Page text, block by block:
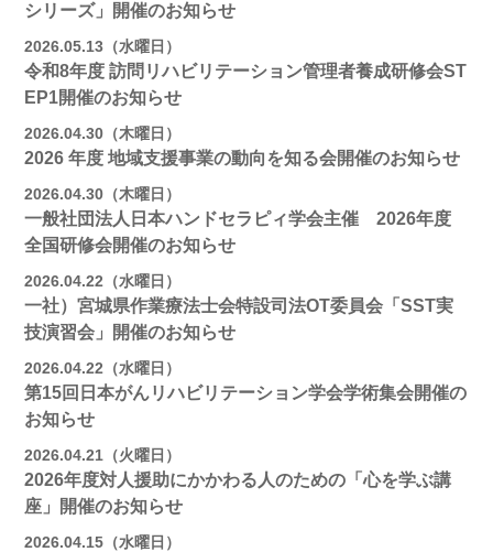
シリーズ」開催のお知らせ
2026.05.13（水曜日）
令和8年度 訪問リハビリテーション管理者養成研修会ST
EP1開催のお知らせ
2026.04.30（木曜日）
2026 年度 地域支援事業の動向を知る会開催のお知らせ
2026.04.30（木曜日）
一般社団法人日本ハンドセラピィ学会主催 2026年度
全国研修会開催のお知らせ
2026.04.22（水曜日）
一社）宮城県作業療法士会特設司法OT委員会「SST実
技演習会」開催のお知らせ
2026.04.22（水曜日）
第15回日本がんリハビリテーション学会学術集会開催の
お知らせ
2026.04.21（火曜日）
2026年度対人援助にかかわる人のための「心を学ぶ講
座」開催のお知らせ
2026.04.15（水曜日）